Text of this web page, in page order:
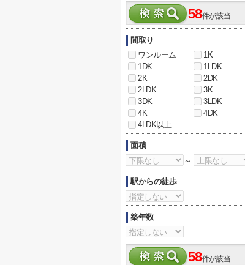
58件が該当
間取り
ワンルーム
1K
1DK
1LDK
2K
2DK
2LDK
3K
3DK
3LDK
4K
4DK
4LDK以上
面積
～
駅からの徒歩
築年数
58件が該当